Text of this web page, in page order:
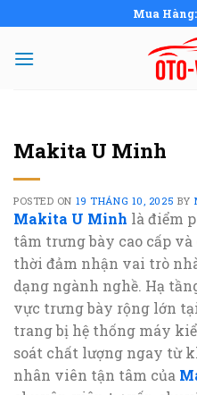
to
content
Mua Hàng:
Makita U Minh
POSTED ON 19 THÁNG 10, 2025 BY
Makita U Minh là điểm
tâm trưng bày cao cấp
thời đảm nhận vai trò
dạng ngành nghề. Hạ
vực trưng bày rộng lớn tại
trang bị hệ thống máy
soát chất lượng ngay từ
nhân viên tận tâm của